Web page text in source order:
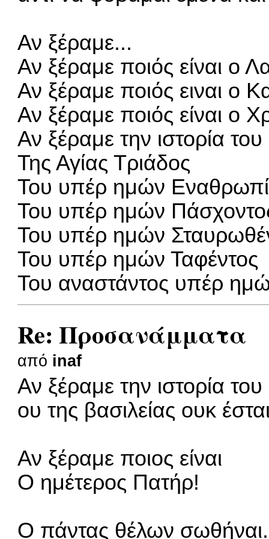
Αν ξέραμε...
Αν ξέραμε ποιός είναι ο
Αν ξέραμε ποιός ειναι ο
Αν ξέραμε ποιός είναι ο
Αν ξέραμε την ιστορία
Της Αγίας Τριάδος
Του υπέρ ημών
Του υπέρ ημών
Του υπέρ ημών
Του υπέρ ημών Ταφέντος
Του αναστάντος υπέρ
Re: Προσανάμματα
από inaf
Αν ξέραμε την ιστορία
ου της βασιλείας ουκ
Αν ξέραμε ποιος είναι
Ο ημέτερος Πατήρ!
Ο πάντας θέλων σωθήναι.